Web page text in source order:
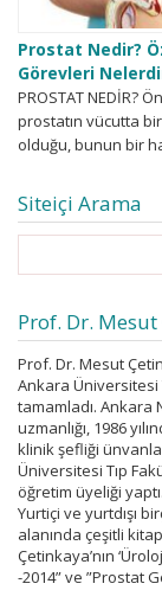
Prostat Nedir?
Görevleri
PROSTAT NEDİR?
prostatın vücutta
olduğu, bunun bir
organın hastalıkları
Siteiçi Arama
Prof. Dr.
Prof. Dr. Mesut
Ankara Üniversitesi
tamamladı. Ankara
uzmanlığı, 1986
klinik şefliği
Üniversitesi Tıp
öğretim üyeliği yaptı.
Yurtiçi ve yurtdışı
alanında çeşitli
Çetinkaya’nın
-2014” ve ”Prostat